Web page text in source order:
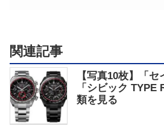
関連記事
【写真10枚】「
「シビック TYPE
類を見る